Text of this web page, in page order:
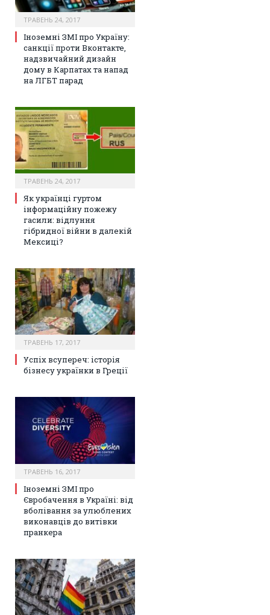
ТРАВЕНЬ 24, 2017
Іноземні ЗМІ про Україну:
санкції проти Вконтакте,
надзвичайний дизайн
дому в Карпатах та напад
на ЛГБТ парад
ТРАВЕНЬ 24, 2017
Як українці гуртом
інформаційну пожежу
гасили: відлуння
гібридної війни в далекій
Мексиці?
ТРАВЕНЬ 17, 2017
Успіх всупереч: історія
бізнесу українки в Греції
ТРАВЕНЬ 16, 2017
Іноземні ЗМІ про
Євробачення в Україні: від
вболівання за улюблених
виконавців до витівки
пранкера